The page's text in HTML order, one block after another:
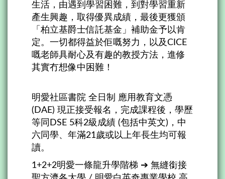
生活，由遇到學習困難，到對學習重新
產生興趣，取得優異成績，最後更獲頒
「柏立基爵士信託基金」補助金予以肯
定。一切都得益於佢嘅努力，以及CICE
嘅老師具耐心及有趣的教授方法，進修
其實冇想像中困難！
明愛社區書院 全日制 應用教育文憑
(DAE) 現正接受報名，完成課程後，學歷
等同DSE 5科2級成績 (包括中英文)，中
六同學、年滿21歲或以上年長生均可報
讀。
1+2+2明愛一條龍升學階梯 ➔ 無縫銜接